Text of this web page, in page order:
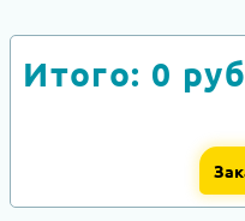
Итого: 0